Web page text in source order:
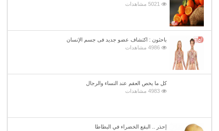
5021 مشاهدات
باحثون : اكتشاف عضو جديد فى جسم الإنسان
4986 مشاهدات
كل ما يخص العقم عند النساء والرجال
4983 مشاهدات
إحذر .. البقع الخضراء في البطاطا